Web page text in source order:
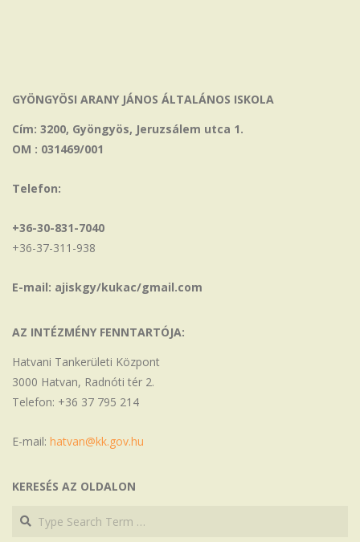
GYÖNGYÖSI ARANY JÁNOS ÁLTALÁNOS ISKOLA
Cím: 3200, Gyöngyös, Jeruzsálem utca 1.
OM : 031469/001
Telefon:
+36-30-831-7040
+36-37-311-938
E-mail: ajiskgy/kukac/gmail.com
AZ INTÉZMÉNY FENNTARTÓJA:
Hatvani Tankerületi Központ
3000 Hatvan, Radnóti tér 2.
Telefon: +36 37 795 214
E-mail: hatvan@kk.gov.hu
KERESÉS AZ OLDALON
Search
Search